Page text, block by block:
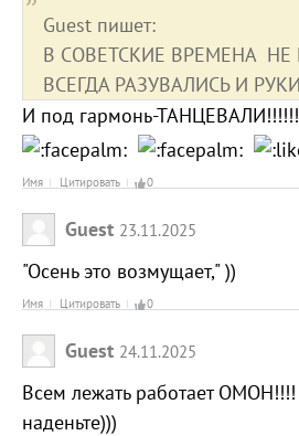
Guest пишет:
В СОВЕТСКИЕ ВРЕМЕНА
ВСЕГДА РАЗУВАЛИСЬ И
И под гармонь-
Имя Цитировать 0
Guest 23.11.2025
"Осень это возмущает," ))
Имя Цитировать 0
Guest 24.11.2025
Всем лежать работает
наденьте)))